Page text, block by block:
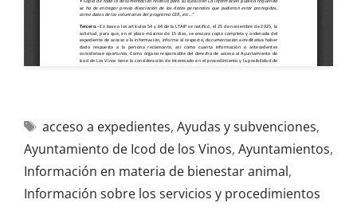
acceso a expedientes, Ayudas y subvenciones,
Ayuntamiento de Icod de los Vinos, Ayuntamientos,
Información en materia de bienestar animal,
Información sobre los servicios y procedimientos